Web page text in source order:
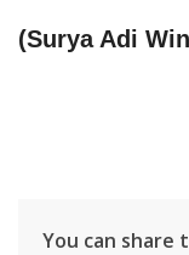
(Surya Adi
You can share